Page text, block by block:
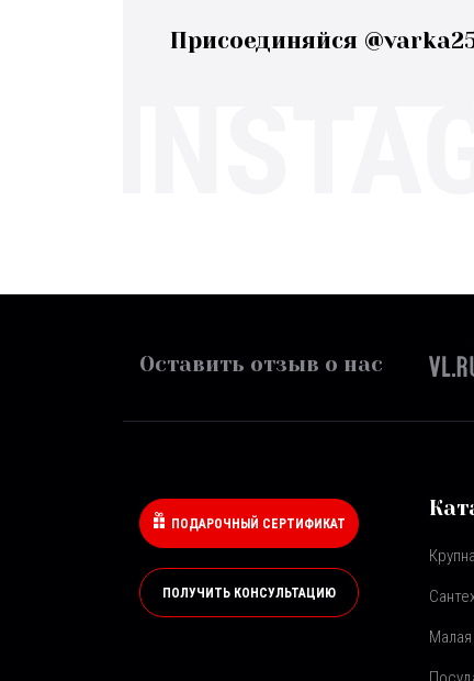
Присоединяйся
Оставить отзыв о нас
ПОДАРОЧНЫЙ СЕРТИФИКАТ
ПОЛУЧИТЬ КОНСУЛЬТАЦИЮ